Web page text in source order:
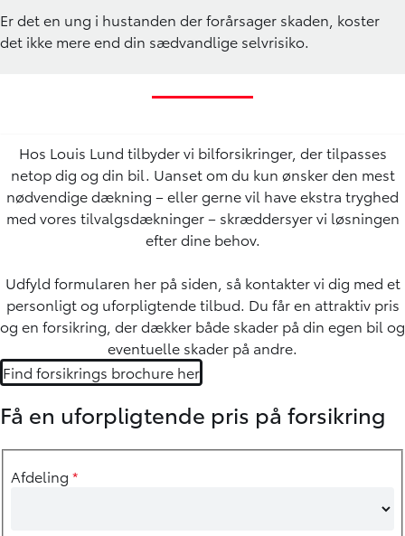
Er det en ung i hustanden der forårsager skaden, koster
det ikke mere end din sædvandlige selvrisiko.
Hos Louis Lund tilbyder vi bilforsikringer, der tilpasses
netop dig og din bil. Uanset om du kun ønsker den mest
nødvendige dækning – eller gerne vil have ekstra tryghed
med vores tilvalgsdækninger – skræddersyer vi løsningen
efter dine behov.
Udfyld formularen her på siden, så kontakter vi dig med et
personligt og uforpligtende tilbud. Du får en attraktiv pris
og en forsikring, der dækker både skader på din egen bil og
eventuelle skader på andre.
Find forsikrings brochure her
Få en uforpligtende pris på forsikring
Afdeling *